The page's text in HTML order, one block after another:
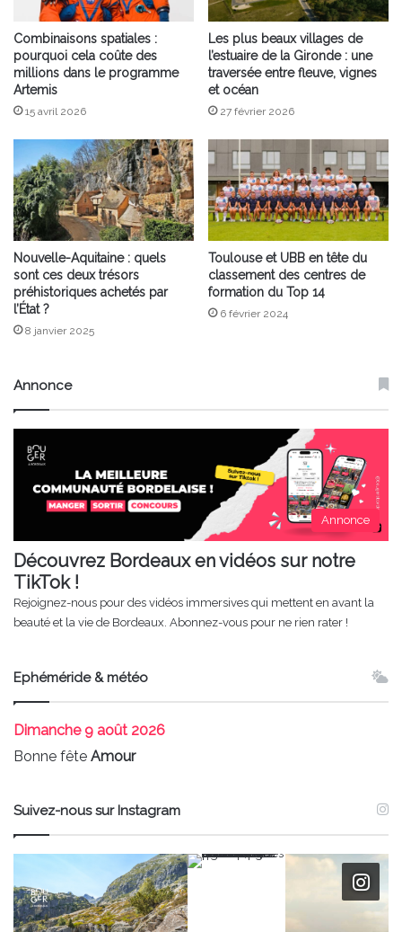
Combinaisons spatiales :
pourquoi cela coûte des
millions dans le programme
Artemis
15 avril 2026
Les plus beaux villages de
l’estuaire de la Gironde : une
traversée entre fleuve, vignes
et océan
27 février 2026
Nouvelle-Aquitaine : quels
sont ces deux trésors
préhistoriques achetés par
l’État ?
8 janvier 2025
Toulouse et UBB en tête du
classement des centres de
formation du Top 14
6 février 2024
Annonce
Annonce
Découvrez Bordeaux en vidéos sur notre
TikTok !
Rejoignez-nous pour des vidéos immersives qui mettent en avant la
beauté et la vie de Bordeaux. Abonnez-vous pour ne rien rater !
Ephéméride & météo
Dimanche9 août 2026
Bonne fête Amour
Suivez-nous sur Instagram